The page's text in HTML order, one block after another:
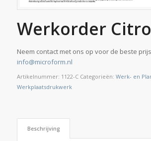
Werkorder
Neem contact met ons op voor de beste
info@microform.nl
Artikelnummer: 1122-C Categorieën: Werk- en
Werkplaatsdrukwerk
Beschrijving